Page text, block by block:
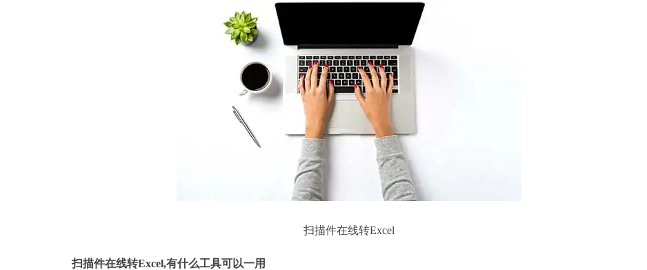
扫描件在线转Excel
扫描件在线转Excel,有什么工具可以一用